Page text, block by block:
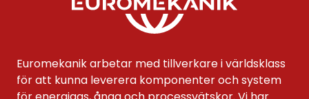
Euromekanik arbetar med tillverkare i världsklass
för att kunna leverera komponenter och system